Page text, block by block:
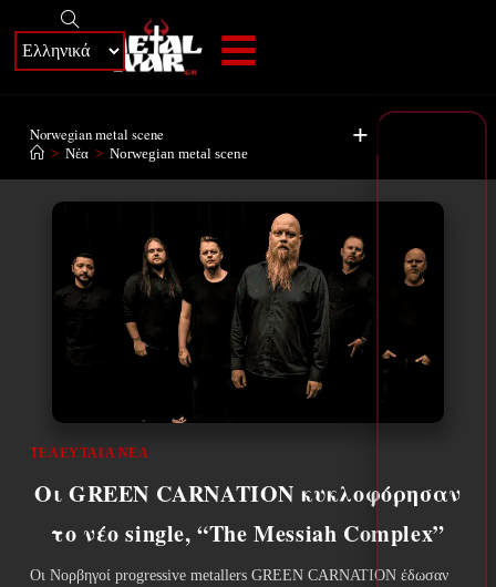
+
Norwegian metal scene
> Νέα > Norwegian metal scene
ΤΕΛΕΥΤΑΊΑ ΝΈΑ
Οι GREEN CARNATION κυκλοφόρησαν
το νέο single, “The Messiah Complex”
Οι Νορβηγοί progressive metallers GREEN CARNATION έδωσαν